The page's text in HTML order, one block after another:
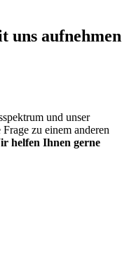
uns
und unser
zu einem anderen
helfen Ihnen gerne